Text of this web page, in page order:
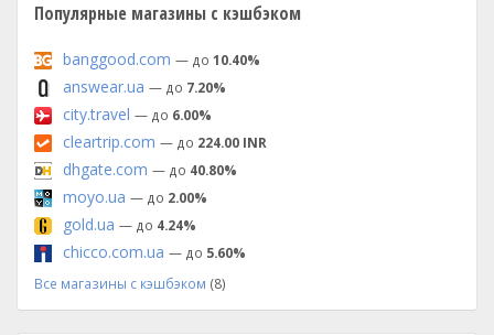
Популярные магазины с кэшбэком
banggood.com — до 10.40%
answear.ua — до 7.20%
city.travel — до 6.00%
cleartrip.com — до 224.00 INR
dhgate.com — до 40.80%
moyo.ua — до 2.00%
gold.ua — до 4.24%
chicco.com.ua — до 5.60%
Все магазины с кэшбэком (8)